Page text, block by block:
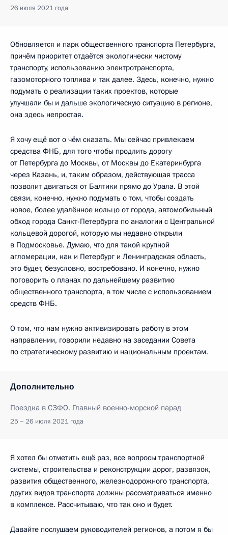
26 июля 2021 года
Обновляется и парк общественного транспорта Петербурга,
причём приоритет отдаётся экологически чистому
транспорту, использованию электротранспорта,
газомоторного топлива и так далее. Здесь, конечно, нужно
подумать о реализации таких проектов, которые
улучшали бы и дальше экологическую ситуацию в регионе,
она здесь непростая.
Я хочу ещё вот о чём сказать. Мы сейчас привлекаем
средства ФНБ, для того чтобы продлить дорогу
от Петербурга до Москвы, от Москвы до Екатеринбурга
через Казань, и, таким образом, действующая трасса
позволит двигаться от Балтики прямо до Урала. В этой
связи, конечно, нужно подумать о том, чтобы создать
новое, более удалённое кольцо от города, автомобильный
обход города Санкт-Петербурга по аналогии с Центральной
кольцевой дорогой, которую мы недавно открыли
в Подмосковье. Думаю, что для такой крупной
агломерации, как и Петербург и Ленинградская область,
это будет, безусловно, востребовано. И конечно, нужно
поговорить о планах по дальнейшему развитию
общественного транспорта, в том числе с использованием
средств ФНБ.
О том, что нам нужно активизировать работу в этом
направлении, говорили недавно на заседании Совета
по стратегическому развитию и национальным проектам.
Дополнительно
Поездка в СЗФО. Главный военно-морской парад
25 − 26 июля 2021 года
Я хотел бы отметить ещё раз, все вопросы транспортной
системы, строительства и реконструкции дорог, развязок,
развития общественного, железнодорожного транспорта,
других видов транспорта должны рассматриваться именно
в комплексе. Рассчитываю, что так оно и будет.
Давайте послушаем руководителей регионов, а потом я бы